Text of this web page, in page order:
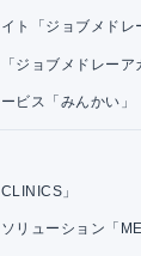
ト「ジョブメドレ
ジョブメドレーア
ビス「みんかい」
」
リューション「